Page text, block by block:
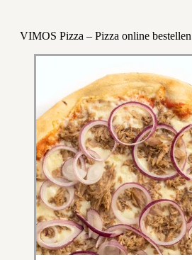
VIMOS Pizza – Pizza online